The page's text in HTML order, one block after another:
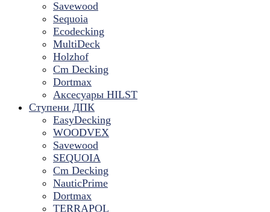
Savewood
Sequoia
Ecodecking
MultiDeck
Holzhof
Cm Decking
Dortmax
Аксесуары HILST
Ступени ДПК
EasyDecking
WOODVEX
Savewood
SEQUOIA
Cm Decking
NauticPrime
Dortmax
TERRAPOL